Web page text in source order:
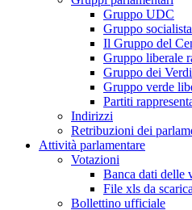
Gruppo UDC
Gruppo socialista
Il Gruppo del
Gruppo liberale
Gruppo dei Verdi
Gruppo verde
Partiti
Indirizzi
Retribuzioni dei
Attività parlamentare
Votazioni
Banca dati delle
File xls da
Bollettino ufficiale